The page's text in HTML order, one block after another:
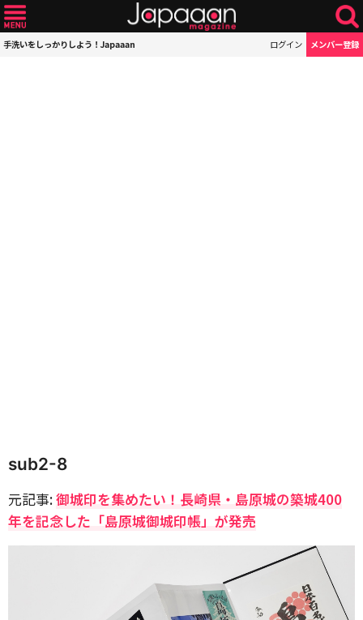
手洗いをしっかりしよう！Japaaan ログイン メンバー登録
sub2-8
元記事:御城印を集めたい！長崎県・島原城の築城400
年を記念した「島原城御城印帳」が発売